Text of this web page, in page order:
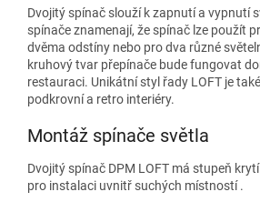
Dvojitý spínač slouží k zapnutí a vypnutí
spínače znamenají, že spínač lze použít
dvěma odstíny nebo pro dva různé
kruhový tvar přepínače bude fungovat
restauraci. Unikátní styl řady LOFT je
podkrovní a retro interiéry.
Montáž spínače světla
Dvojitý spínač DPM LOFT má stupeň
pro instalaci uvnitř suchých místností .